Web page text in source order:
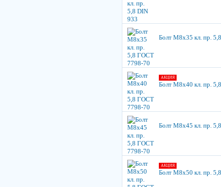
Болт М8х35 кл. пр.
АКЦИЯ
Болт М8х40 кл. пр.
Болт М8х45 кл. пр.
АКЦИЯ
Болт М8х50 кл. пр.